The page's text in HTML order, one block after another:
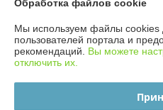
Доставка и оплата
График работы
Обработка файлов cookie
Мы используем файлы cookies
пользователей портала и
рекомендаций. Вы можете
отключить их.